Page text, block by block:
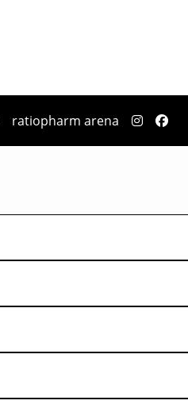
ratiopharm arena